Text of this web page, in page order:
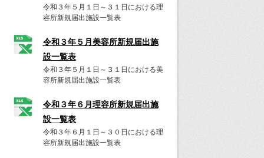
令和３年５月１日～３１日における理
容所新規届出施設一覧表
令和３年５月美容所新規届出施
設一覧表
令和３年５月１日～３１日における美
容所新規届出施設一覧表
令和３年６月理容所新規届出施
設一覧表
令和３年６月１日～３０日における理
容所新規届出施設一覧表